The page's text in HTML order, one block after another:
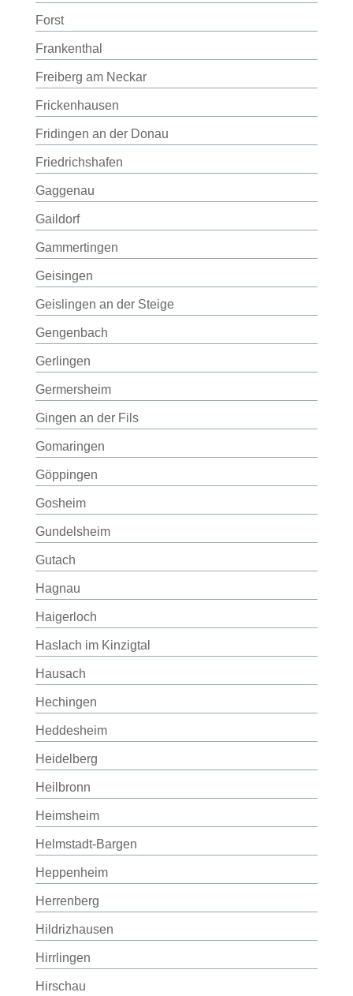
Forst
Frankenthal
Freiberg am Neckar
Frickenhausen
Fridingen an der Donau
Friedrichshafen
Gaggenau
Gaildorf
Gammertingen
Geisingen
Geislingen an der Steige
Gengenbach
Gerlingen
Germersheim
Gingen an der Fils
Gomaringen
Göppingen
Gosheim
Gundelsheim
Gutach
Hagnau
Haigerloch
Haslach im Kinzigtal
Hausach
Hechingen
Heddesheim
Heidelberg
Heilbronn
Heimsheim
Helmstadt-Bargen
Heppenheim
Herrenberg
Hildrizhausen
Hirrlingen
Hirschau